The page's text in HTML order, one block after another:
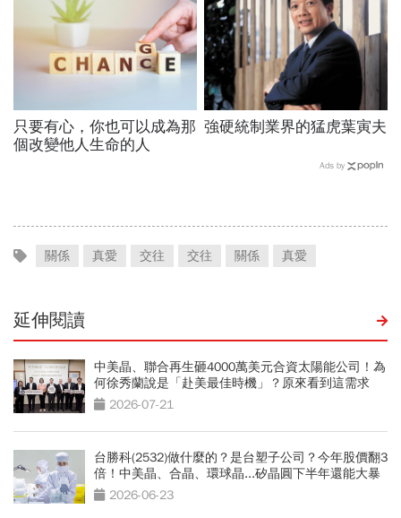
只要有心，你也可以成為那
個改變他人生命的人
強硬統制業界的猛虎葉寅夫
Ads by
關係 真愛 交往 交往 關係 真愛
延伸閱讀
中美晶、聯合再生砸4000萬美元合資太陽能公司！為
何徐秀蘭說是「赴美最佳時機」？原來看到這需求
2026-07-21
台勝科(2532)做什麼的？是台塑子公司？今年股價翻3
倍！中美晶、合晶、環球晶...矽晶圓下半年還能大暴
漲？2026-06-23